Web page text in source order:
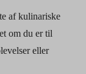
af kulinariske
om du er til
eller